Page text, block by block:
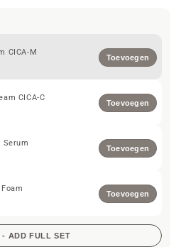
en versterken de huidbarrière
serum is licht en trekt snel
voor de gevoelige, gestresste
CICA-M
Toevoegen
CICA-C
Toevoegen
Serum
Toevoegen
Toevoegen
- ADD FULL SET